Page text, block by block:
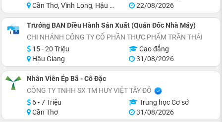
Cần Thơ, Vĩnh Long, Hậu Giang
22/08/2026
Trưởng BAN Điều Hành Sản Xuất (Quản Đốc Nhà Máy)
CHI NHÁNH CÔNG TY CỔ PHẦN THỰC PHẨM TRẦN THÁI
15 - 20 Triệu
Cao đẳng
Hậu Giang
31/08/2026
Nhân Viên Ép Bã - Cô Đặc
CÔNG TY TNHH SX TM HUY VIỆT TÂY ĐÔ
6 - 7 Triệu
Trung học Cơ sở
Cần Thơ
31/08/2026